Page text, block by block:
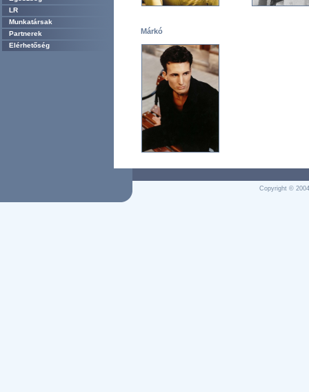
LR
Munkatársak
Partnerek
Elérhetőség
Márkó
Copyright ©